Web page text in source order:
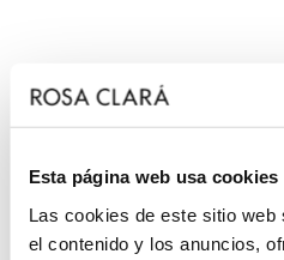
Esta página web usa cookies
Las cookies de este sitio web
el contenido y los anuncios,